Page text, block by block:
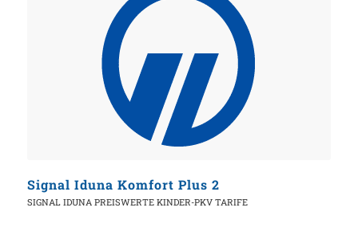
Signal Iduna Komfort Plus 2
SIGNAL IDUNA PREISWERTE KINDER-PKV TARIFE